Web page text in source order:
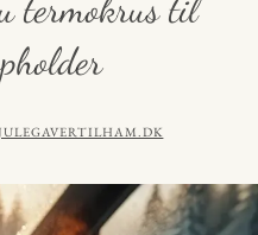
termokrus til
BY
JULEGAVERTILHAM.DK